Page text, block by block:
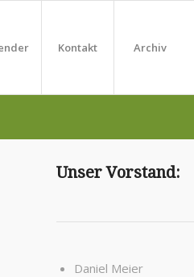
Kontakt Archiv
Unser Vorstand:
Daniel Meier